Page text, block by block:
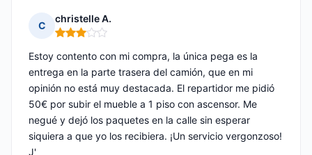
C
christelle A.
Nota: 3 de 5
Estoy contento con mi compra, la única pega es la
entrega en la parte trasera del camión, que en mi
opinión no está muy destacada. El repartidor me pidió
50€ por subir el mueble a 1 piso con ascensor. Me
negué y dejó los paquetes en la calle sin esperar
siquiera a que yo los recibiera. ¡Un servicio vergonzoso!
J'